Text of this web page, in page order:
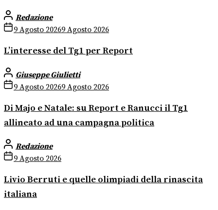
Redazione
9 Agosto 20269 Agosto 2026
L’interesse del Tg1 per Report
Giuseppe Giulietti
9 Agosto 20269 Agosto 2026
Di Majo e Natale: su Report e Ranucci il Tg1
allineato ad una campagna politica
Redazione
9 Agosto 2026
Livio Berruti e quelle olimpiadi della rinascita
italiana